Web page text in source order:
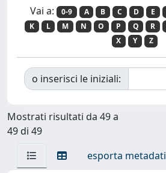
Vai a: 0-9 A B C D E
K
L M N O P Q R
X
Y Z
o inserisci le iniziali:
Mostrati risultati da 49 a
49 di 49
esporta metadati